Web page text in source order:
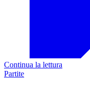
Continua la lettura
Partite